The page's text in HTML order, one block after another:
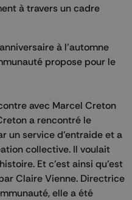
à travers un cadre
à l’automne
propose pour le
avec Marcel Creton
a rencontré le
un service d’entraide et a
collective. Il voulait
Et c’est ainsi qu’est
Claire Vienne. Directrice
elle a été